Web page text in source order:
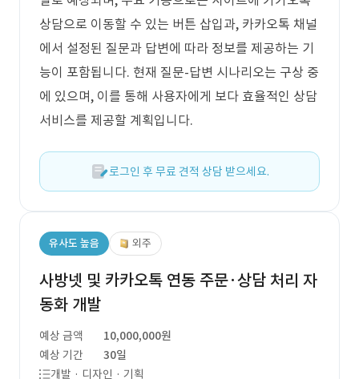
상담으로 이동할 수 있는 버튼 삽입과, 카카오톡 채널
에서 설정된 질문과 답변에 따라 정보를 제공하는 기
능이 포함됩니다. 현재 질문-답변 시나리오는 구상 중
에 있으며, 이를 통해 사용자에게 보다 효율적인 상담
서비스를 제공할 계획입니다.
로그인 후 무료 견적 상담 받으세요.
유사도 높음 외주
사방넷 및 카카오톡 연동 주문·상담 처리 자
동화 개발
예상 금액
10,000,000원
예상 기간
30일
개발 · 디자인 · 기획